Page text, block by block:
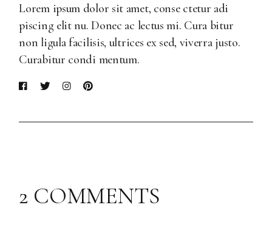
Lorem ipsum dolor sit amet, conse ctetur adi
piscing elit nu. Donec ac lectus mi. Cura bitur
non ligula facilisis, ultrices ex sed, viverra justo.
Curabitur condi mentum.
2 COMMENTS